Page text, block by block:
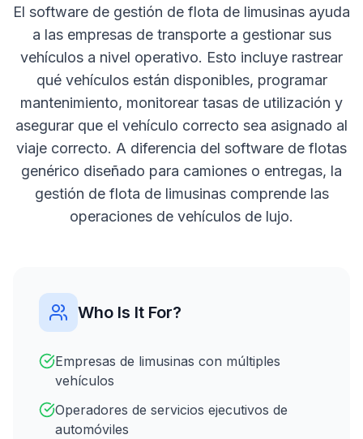
El software de gestión de flota de limusinas ayuda
a las empresas de transporte a gestionar sus
vehículos a nivel operativo. Esto incluye rastrear
qué vehículos están disponibles, programar
mantenimiento, monitorear tasas de utilización y
asegurar que el vehículo correcto sea asignado al
viaje correcto. A diferencia del software de flotas
genérico diseñado para camiones o entregas, la
gestión de flota de limusinas comprende las
operaciones de vehículos de lujo.
Who Is It For?
Empresas de limusinas con múltiples
vehículos
Operadores de servicios ejecutivos de
automóviles